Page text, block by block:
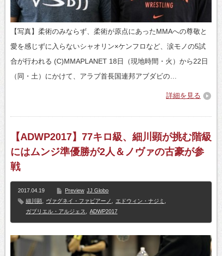
【写真】柔術のみならず、柔術が原点にあったMMAへの尊敬と
愛を感じずに入らないシャオリン×ケンフロなど、涙モノの5試
合が行われる (C)MMAPLANET 18日（現地時間・火）から22日
（同・土）にかけて、アラブ首長国連邦アブダビの…
詳細を見る
【ADWP2017】77キロ級、細川顕が挑む階級
にはムンジ準優勝が2人＆ノヴァの古豪が参
戦
2017.04.19 Preview JJ Globo
細川顕
ヴァグネイ・ファビアーノ エドウィン・ナジミ
ガブリエル・アルジェス
ADWP2017